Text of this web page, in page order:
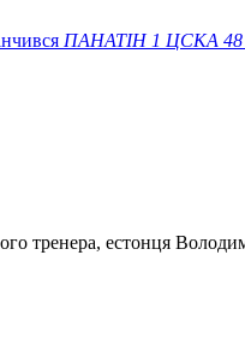
ПАНАТІН 1 ЦСКА 48
тренера, естонця